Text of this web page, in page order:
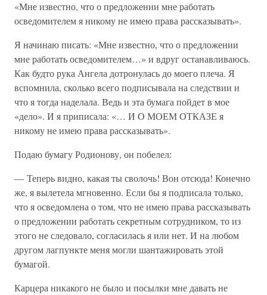
«Мне известно, что о предложении мне работать
осведомителем я никому не имею права рассказывать».
Я начинаю писать: «Мне известно, что о предложении
мне работать осведомителем…» и вдруг останавливаюсь.
Как будто рука Ангела дотронулась до моего плеча. Я
вспомнила, сколько всего подписывала на следствии и
что я тогда наделала. Ведь и эта бумага пойдет в мое
«дело». И я приписала: «… И О МОЕМ ОТКАЗЕ я
никому не имею права рассказывать».
Подаю бумагу Родионову, он побелел:
— Теперь видно, какая ты сволочь! Вон отсюда! Конечно
же, я вылетела мгновенно. Если бы я подписала только,
что я осведомлена о том, что не имею права рассказывать
о предложении работать секретным сотрудником, то из
этого не следовало, согласилась я или нет. И на любом
другом лагпункте меня могли шантажировать этой
бумагой.
Карцера никакого не было и посылки мне давать не